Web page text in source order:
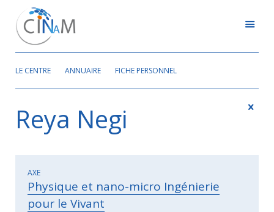
LE CENTRE ANNUAIRE FICHE PERSONNEL
Reya Negi
AXE
Physique et nano-micro Ingénierie
pour le Vivant